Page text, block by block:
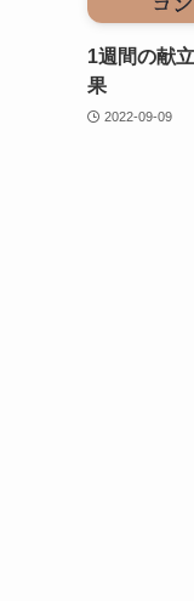
1週間の献
果
2022-09-09